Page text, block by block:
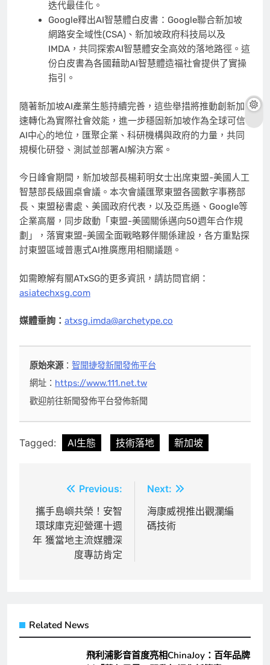
迭代最佳化。
Google釋出AI智慧體白皮書：Google聯合新加坡
網路安全域性(CSA)、新加坡政府科技局以及
IMDA，共同探索AI智慧體安全高效的落地路徑。這
份白皮書為各國藉助AI智慧體造福社會提供了實操
指引。
隨著新加坡AI產業生態持續完善，這些舉措將推動創新加
速轉化為實際社會效能，進一步穩固新加坡作為全球可信
AI中心的地位，匯聚企業、科研機構與政府的力量，共同
規模化研發、測試並部署AI解決方案。
今日峰會期間， 新加坡部長楊莉明女士出席東盟-美國人工
智慧部長級圓桌會議。本次會議匯聚東盟各國數字事務部
長、東盟秘書處、美國政府代表，以及亞馬遜、Google等
企業高層，同步啟動「東盟-美國關係邁向50週年合作規
劃」，落實東盟-美國全面戰略夥伴關係建設，各方重點探
討東盟區域普惠式AI推廣應用相關議題。
如需瞭解有關ATxSG的更多資訊，請訪問官網：
asiatechxsg.com
媒體垂詢： atxsg.imda@archetype.co
原始來源：智聞捷發新聞發佈平台
網址： https://www.111.net.tw
歡迎前往新聞發佈平台發佈新聞
Tagged: AI生態 技術落地 新加坡
章
導
Previous:
攜手島嶼共榮！安智
環球庫克迎營運十週
年 獲當地主流媒體深
度專訪肯定
Next:
海康威視推出觀瀾編
碼技術
Related News
飛利浦影音首度亮相ChinaJoy：百年品牌